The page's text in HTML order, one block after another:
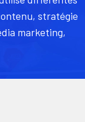
stratégie
marketing,